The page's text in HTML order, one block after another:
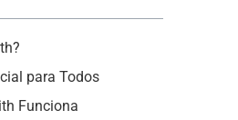
para Todos
Funciona